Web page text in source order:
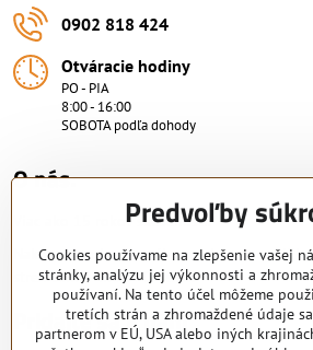
0902 818 424
Otváracie hodiny
PO - PIA
8:00 - 16:00
SOBOTA podľa dohody
O nás.
Viac ako 15 rokov skúsenosti.
Nakupujte od overeného predajcu s
strediskom. KRB-TECH s.r.o.
Pridajte sa k nám
Predvoľby
Cookies používame na zlepšenie vašej
stránky, analýzu jej výkonnosti a
používaní. Na tento účel môžeme
tretích strán a zhromaždené údaje
partnerom v EÚ, USA alebo iných